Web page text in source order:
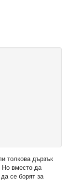
толкова дързък
Но вместо да
се борят за